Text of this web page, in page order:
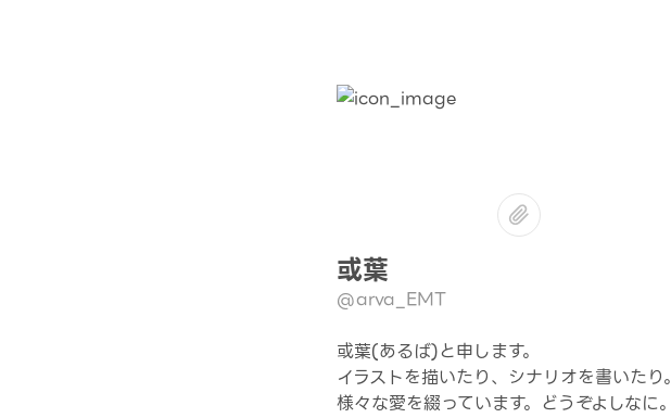
或葉
@arva_EMT
或葉(あるば)と申します。
イラストを描いたり、シナリオを書いたり。
様々な愛を綴っています。どうぞよしなに。